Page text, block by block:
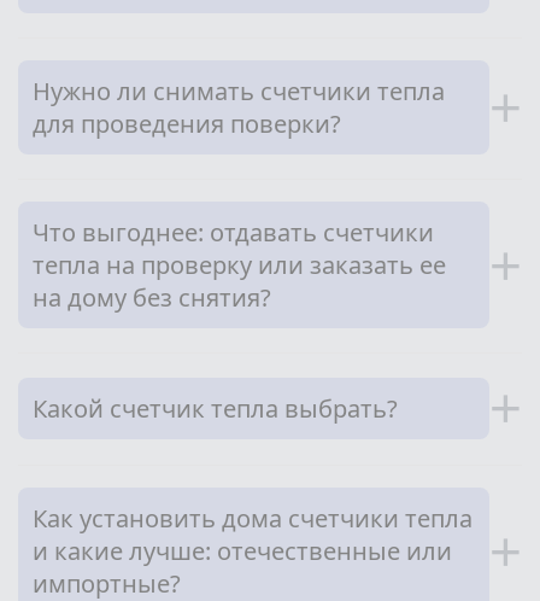
Нужно ли снимать счетчики тепла
для проведения поверки?
+
Что выгоднее: отдавать счетчики
тепла на проверку или заказать ее
на дому без снятия?
+
Какой счетчик тепла выбрать? +
Как установить дома счетчики тепла
и какие лучше: отечественные или
импортные?
+